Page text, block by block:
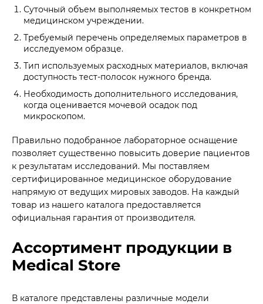
Суточный объем выполняемых тестов в конкретном
медицинском учреждении.
Требуемый перечень определяемых параметров в
исследуемом образце.
Тип используемых расходных материалов, включая
доступность тест-полосок нужного бренда.
Необходимость дополнительного исследования,
когда оценивается мочевой осадок под
микроскопом.
Правильно подобранное лабораторное оснащение
позволяет существенно повысить доверие пациентов
к результатам исследований. Мы поставляем
сертифицированное медицинское оборудование
напрямую от ведущих мировых заводов. На каждый
товар из нашего каталога предоставляется
официальная гарантия от производителя.
Ассортимент продукции в
Medical Store
В каталоге представлены различные модели